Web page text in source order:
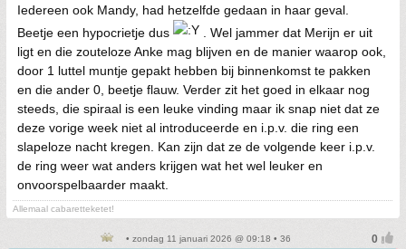
Iedereen ook Mandy, had hetzelfde gedaan in haar geval.
Beetje een hypocrietje dus
. Wel jammer dat Merijn er uit
ligt en die zouteloze Anke mag blijven en de manier waarop ook,
door 1 luttel muntje gepakt hebben bij binnenkomst te pakken
en die ander 0, beetje flauw. Verder zit het goed in elkaar nog
steeds, die spiraal is een leuke vinding maar ik snap niet dat ze
deze vorige week niet al introduceerde en i.p.v. die ring een
slapeloze nacht kregen. Kan zijn dat ze de volgende keer i.p.v.
de ring weer wat anders krijgen wat het wel leuker en
onvoorspelbaarder maakt.
Allemaal cabaretteketet!
• zondag 11 januari 2026 @ 09:18 • 36